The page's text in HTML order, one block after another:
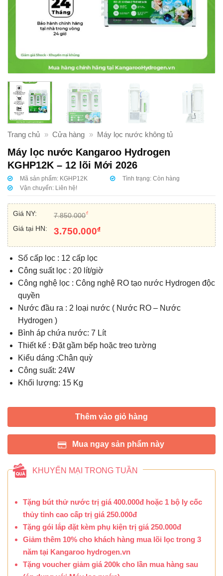
Trang chủ » Cửa hàng » Máy lọc nước không tủ
Máy lọc nước Kangaroo Hydrogen
KGHP12K – 12 lõi Mới 2026
Mã sản phẩm: KGHP12K Tình trạng:Còn hàng
Vận chuyển: Liên hệ!
Giá NY: 7.850.000₫
Giá tại HN: 3.750.000₫
Số cấp lọc : 12 cấp lọc
Công suất lọc : 20 lít/giờ
Công nghệ lọc : Công nghệ RO tạo nước Hydrogen độc
quyền
Nước đầu ra : 2 loại nước ( Nước RO – Nước
Hydrogen )
Bình áp chứa nước: 7 Lít
Thiết kế : Đặt gầm bếp hoặc treo tường
Kiểu dáng :Chân quỳ
Công suất: 24W
Khối lượng: 15 Kg
Thêm vào giỏ hàng
Mua ngay sản phẩm này
KHUYẾN MẠI TRONG TUẦN
Tặng bút thử nước trị giá 400.000đ hoặc 1 bộ ly cốc
thủy tinh cao cấp trị giá 250.000đ
Tặng gói lắp đặt kèm phụ kiện trị giá 250.000đ
Giảm thêm 10% cho khách hàng mua lõi lọc trong 3
năm tại Kangaroo hydrogen.vn
Tặng voucher giảm giá 200k cho lần mua hàng sau